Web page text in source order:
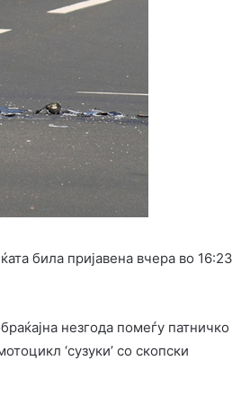
била пријавена вчера во 16:23
незгода помеѓу патничко
‘сузуки’ со скопски